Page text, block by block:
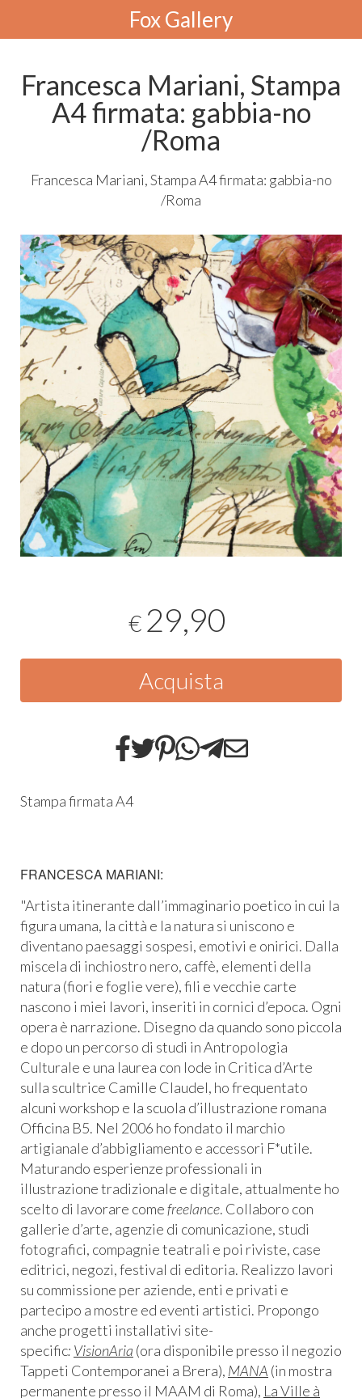
Fox Gallery
Francesca Mariani, Stampa
A4 firmata: gabbia-no
/Roma
Francesca Mariani, Stampa A4 firmata: gabbia-no
/Roma
€ 29,90
Acquista
Stampa firmata A4
FRANCESCA MARIANI:
"Artista itinerante dall’immaginario poetico in cui la
figura umana, la città e la natura si uniscono e
diventano paesaggi sospesi, emotivi e onirici. Dalla
miscela di inchiostro nero, caffè, elementi della
natura (fiori e foglie vere), fili e vecchie carte
nascono i miei lavori, inseriti in cornici d’epoca. Ogni
opera è narrazione. Disegno da quando sono piccola
e dopo un percorso di studi in Antropologia
Culturale e una laurea con lode in Critica d’Arte
sulla scultrice Camille Claudel, ho frequentato
alcuni workshop e la scuola d’illustrazione romana
Officina B5. Nel 2006 ho fondato il marchio
artigianale d’abbigliamento e accessori F*utile.
Maturando esperienze professionali in
illustrazione tradizionale e digitale, attualmente ho
scelto di lavorare comefreelance. Collaboro con
gallerie d’arte, agenzie di comunicazione, studi
fotografici, compagnie teatrali e poi riviste, case
editrici, negozi, festival di editoria. Realizzo lavori
su commissione per aziende, enti e privati e
partecipo a mostre ed eventi artistici. Propongo
anche progetti installativi site-
specific: VisionAria (ora disponibile presso il negozio
Tappeti Contemporanei a Brera), MANA (in mostra
permanente presso il MAAM di Roma), La Ville à